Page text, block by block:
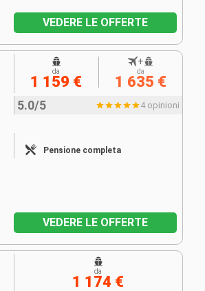
VEDERE LE OFFERTE
5.0/5 4 opinioni
Pensione completa
da
1 159 €
+
da
1 635 €
VEDERE LE OFFERTE
da
1 174 €